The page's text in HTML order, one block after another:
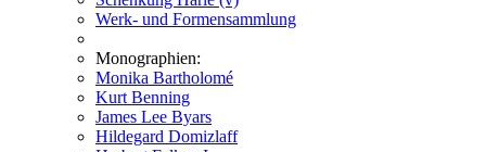
Werk- und Formensammlung
Monographien:
Monika Bartholomé
Kurt Benning
James Lee Byars
Hildegard Domizlaff